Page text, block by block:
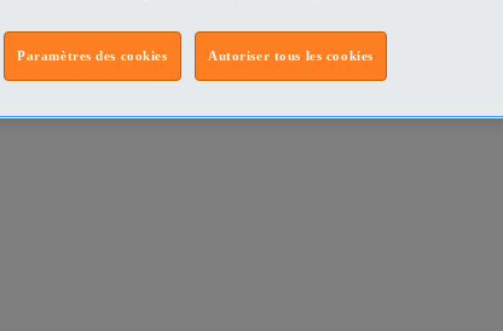
Autoriser tous les cookies
Paramètres des cookies